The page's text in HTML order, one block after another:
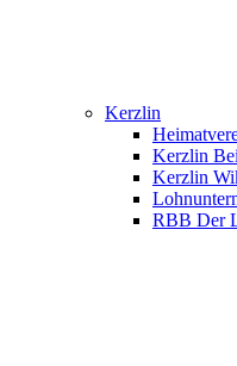
Kerzlin
Kerzlin
Kerzlin
RBB Der